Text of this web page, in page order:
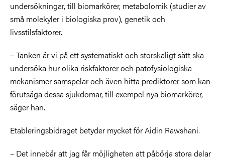
undersökningar, till biomarkörer, metabolomik (studier av
små molekyler i biologiska prov), genetik och
livsstilsfaktorer.
– Tanken är vi på ett systematiskt och storskaligt sätt ska
undersöka hur olika riskfaktorer och patofysiologiska
mekanismer samspelar och även hitta prediktorer som kan
förutsäga dessa sjukdomar, till exempel nya biomarkörer,
säger han.
Etableringsbidraget betyder mycket för Aidin Rawshani.
– Det innebär att jag får möjligheten att påbörja stora delar